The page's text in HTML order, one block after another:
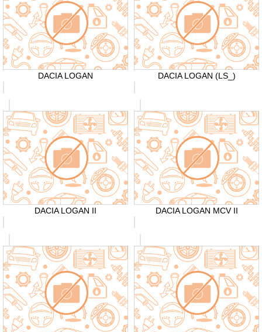
DACIA LOGAN DACIA LOGAN (LS_)
DACIA LOGAN II DACIA LOGAN MCV II